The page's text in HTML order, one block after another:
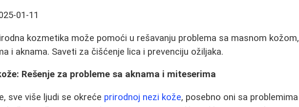
01-11
kozmetika može pomoći u rešavanju problema sa masnom kožom,
i aknama. Saveti za čišćenje lica i prevenciju ožiljaka.
Rešenje za probleme sa aknama i miteserima
sve više ljudi se okreće prirodnoj nezi kože, posebno oni sa problemima